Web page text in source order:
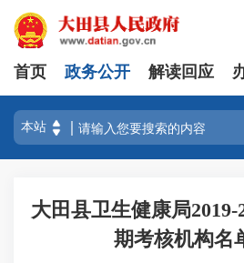
首页 政务公开 解读回应
大田县卫生健康局2019-
期考核机构名